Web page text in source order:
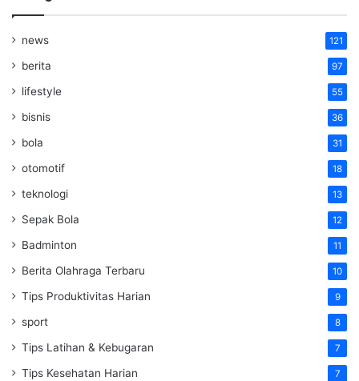
news 121
berita 97
lifestyle 55
bisnis 36
bola 31
otomotif 18
teknologi 13
Sepak Bola 12
Badminton 11
Berita Olahraga Terbaru 10
Tips Produktivitas Harian 9
sport 8
Tips Latihan & Kebugaran 7
Tips Kesehatan Harian 7